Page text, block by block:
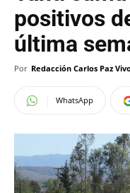
positivos
última
Por Redacción Carlos Paz
WhatsApp